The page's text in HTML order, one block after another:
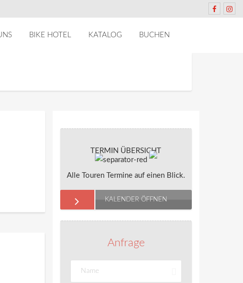
BIKE HOTEL KATALOG BUCHEN
TERMIN ÜBERSICHT
Alle Touren Termine auf einen Blick.
KALENDER ÖFFNEN
Anfrage